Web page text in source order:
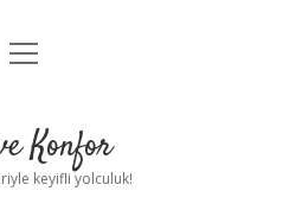
Uyarı
menüyü
Konfor
keyifli yolculuk!